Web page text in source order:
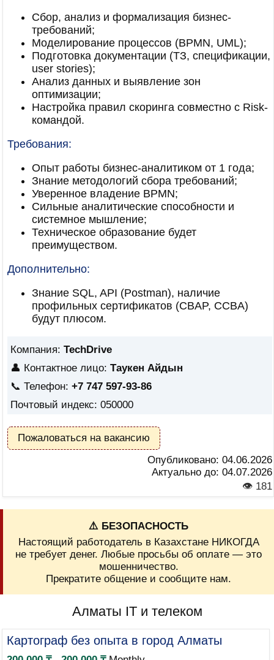
Сбор, анализ и формализация бизнес-
требований;
Моделирование процессов (BPMN, UML);
Подготовка документации (ТЗ, спецификации,
user stories);
Анализ данных и выявление зон
оптимизации;
Настройка правил скоринга совместно с Risk-
командой.
Требования:
Опыт работы бизнес-аналитиком от 1 года;
Знание методологий сбора требований;
Уверенное владение BPMN;
Сильные аналитические способности и
системное мышление;
Техническое образование будет
преимуществом.
Дополнительно:
Знание SQL, API (Postman), наличие
профильных сертификатов (CBAP, CCBA)
будут плюсом.
Компания: TechDrive
👤 Контактное лицо: Таукен Айдын
📞 Телефон: +7 747 597-93-86
Почтовый индекс: 050000
Пожаловаться на вакансию
Опубликовано: 04.06.2026
Актуально до: 04.07.2026
👁 181
⚠️ БЕЗОПАСНОСТЬ
Настоящий работодатель в Казахстане НИКОГДА
не требует денег. Любые просьбы об оплате — это
мошенничество.
Прекратите общение и сообщите нам.
Алматы IT и телеком
Картограф без опыта в город Алматы